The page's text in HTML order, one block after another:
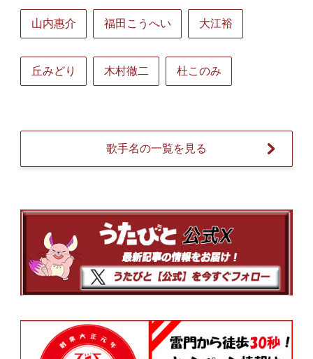
山内惠介 福田こうへい 大江裕
丘みどり 木村徹二 杜このみ
歌手名の一覧を見る